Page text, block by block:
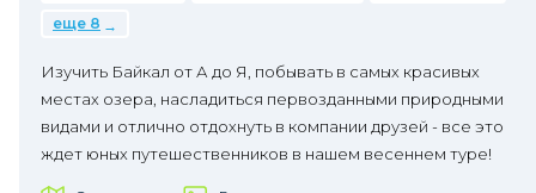
еще 8
Изучить Байкал от А до Я, побывать в самых красивых
местах озера, насладиться первозданными природными
видами и отлично отдохнуть в компании друзей - все это
ждет юных путешественников в нашем весеннем туре!